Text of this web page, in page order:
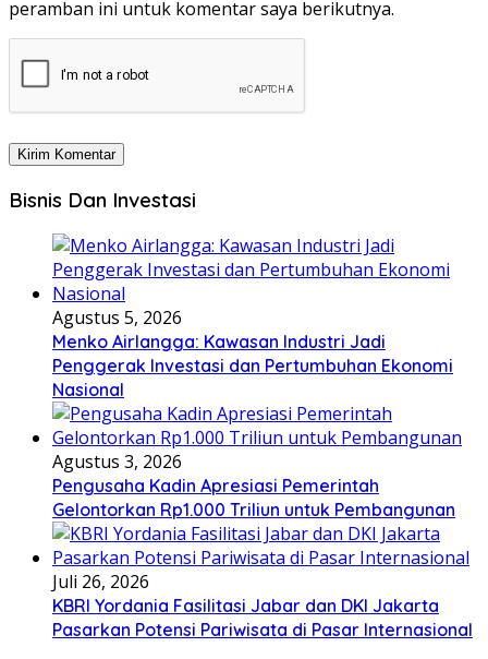
peramban ini untuk komentar saya berikutnya.
Bisnis Dan Investasi
Agustus 5, 2026
Menko Airlangga: Kawasan Industri Jadi
Penggerak Investasi dan Pertumbuhan Ekonomi
Nasional
Agustus 3, 2026
Pengusaha Kadin Apresiasi Pemerintah
Gelontorkan Rp1.000 Triliun untuk Pembangunan
Juli 26, 2026
KBRI Yordania Fasilitasi Jabar dan DKI Jakarta
Pasarkan Potensi Pariwisata di Pasar Internasional